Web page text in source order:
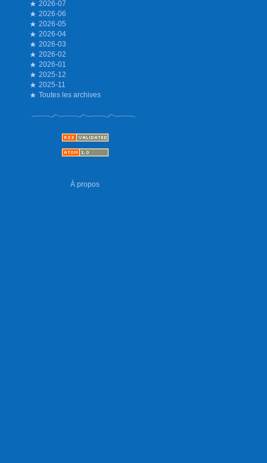
2026-07
2026-06
2026-05
2026-04
2026-03
2026-02
2026-01
2025-12
2025-11
Toutes les archives
À propos